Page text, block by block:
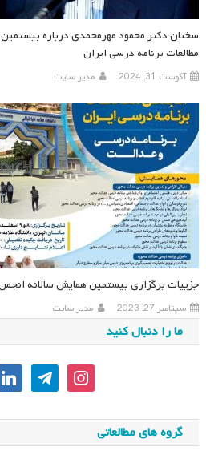
سخنان دکتر محمود مهرمحمدی درباره
مطالعات برنامه درسی ایران
آگوست 31, 2024 مدیر سایت
جزییات برگزاری بیستمین همایش سالانه
سپتامبر 27, 2023 مدیر سایت
ما را دنبال کنید
instagram
telegram
گروه های مطالعاتی